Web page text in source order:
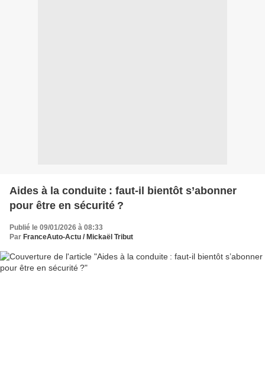
Aides à la conduite : faut-il bientôt s’abonner
pour être en sécurité ?
Publié le 09/01/2026 à 08:33
Par FranceAuto-Actu / Mickaël Tribut